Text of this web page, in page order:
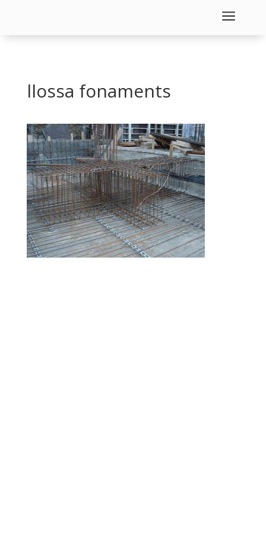
a
llossa fonaments